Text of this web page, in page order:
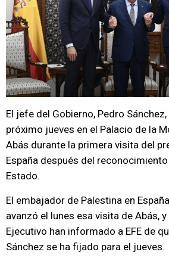
El jefe del Gobierno, Pedro
próximo jueves en el Palacio de la
Abás durante la primera visita del
España después del
Estado.
El embajador de Palestina en
avanzó el lunes esa visita de Abás,
Ejecutivo han informado a EFE de
Sánchez se ha fijado para el jueves.